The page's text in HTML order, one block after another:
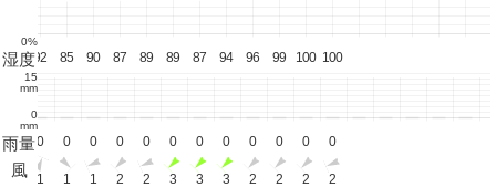
0%
湿度
95 92 85 90 87 89 89 87 94 96 99 100 100
15
mm
0
mm
雨量
0 0 0 0 0 0 0 0 0 0 0 0 0
風
1 1 1 1 2 2 3 3 3 2 2 2 2